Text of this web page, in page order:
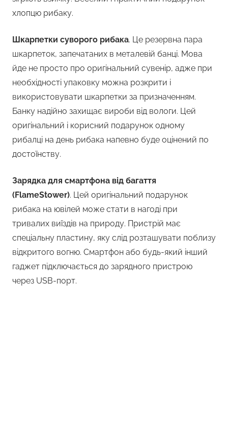
хлопцю рибаку.
Шкарпетки суворого рибака. Це резервна пара
шкарпеток, запечатаних в металевій банці. Мова
йде не просто про оригінальний сувенір, адже при
необхідності упаковку можна розкрити і
використовувати шкарпетки за призначенням.
Банку надійно захищає вироби від вологи. Цей
оригінальний і корисний подарунок одному
рибалці на день рибака напевно буде оцінений по
достоїнству.
Зарядка для смартфона від багаття
(FlameStower). Цей оригінальний подарунок
рибака на ювілей може стати в нагоді при
тривалих виїздів на природу. Пристрій має
спеціальну пластину, яку слід розташувати поблизу
відкритого вогню. Смартфон або будь-який інший
гаджет підключається до зарядного пристрою
через USB-порт.